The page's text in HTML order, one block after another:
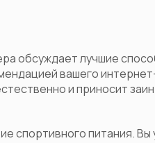
обсуждает лучшие
вашего
и приносит
спортивного питания. Вы